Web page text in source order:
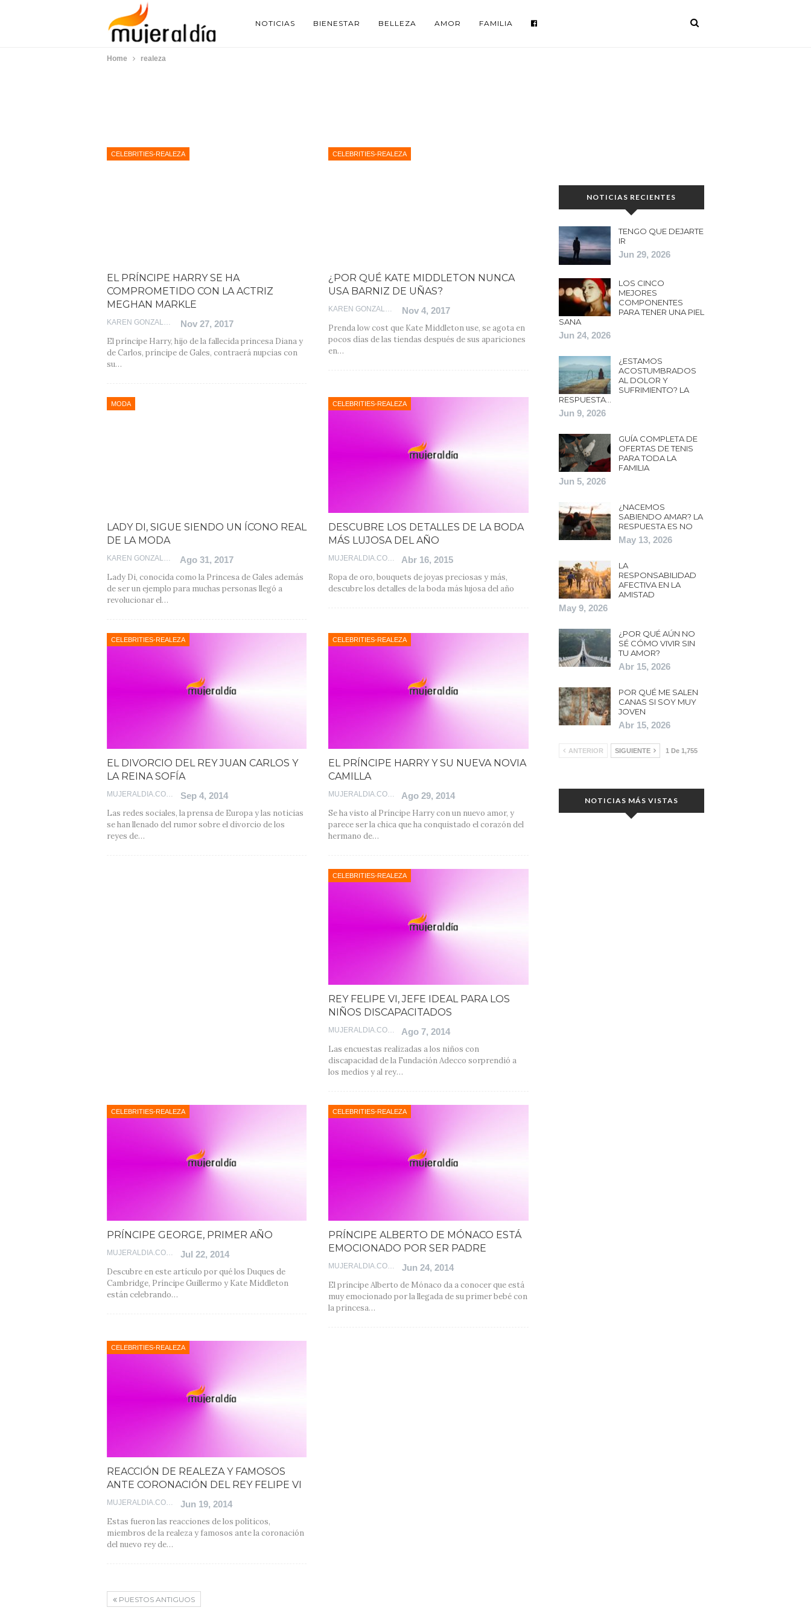
NOTICIAS BIENESTAR BELLEZA AMOR FAMILIA
Home realeza
CELEBRITIES-REALEZA
EL PRÍNCIPE HARRY SE HA
COMPROMETIDO CON LA ACTRIZ
MEGHAN MARKLE
Nov 27, 2017
El príncipe Harry, hijo de la fallecida princesa Diana y
de Carlos, príncipe de Gales, contraerá nupcias con
su…
CELEBRITIES-REALEZA
¿POR QUÉ KATE MIDDLETON NUNCA
USA BARNIZ DE UÑAS?
Nov 4, 2017
Prenda low cost que Kate Middleton use, se agota en
pocos días de las tiendas después de sus apariciones
en…
MODA
LADY DI, SIGUE SIENDO UN ÍCONO REAL
DE LA MODA
Ago 31, 2017
Lady Di, conocida como la Princesa de Gales además
de ser un ejemplo para muchas personas llegó a
revolucionar el…
CELEBRITIES-REALEZA
DESCUBRE LOS DETALLES DE LA BODA
MÁS LUJOSA DEL AÑO
Abr 16, 2015
Ropa de oro, bouquets de joyas preciosas y más,
descubre los detalles de la boda más lujosa del año
CELEBRITIES-REALEZA
EL DIVORCIO DEL REY JUAN CARLOS Y
LA REINA SOFÍA
MUJERALDIA.COM
Sep 4, 2014
Las redes sociales, la prensa de Europa y las noticias
se han llenado del rumor sobre el divorcio de los
reyes de…
CELEBRITIES-REALEZA
EL PRÍNCIPE HARRY Y SU NUEVA NOVIA
CAMILLA
MUJERALDIA.COM
Ago 29, 2014
Se ha visto al Príncipe Harry con un nuevo amor, y
parece ser la chica que ha conquistado el corazón del
hermano de…
CELEBRITIES-REALEZA
REY FELIPE VI, JEFE IDEAL PARA LOS
NIÑOS DISCAPACITADOS
MUJERALDIA.COM
Ago 7, 2014
Las encuestas realizadas a los niños con
discapacidad de la Fundación Adecco sorprendió a
los medios y al rey…
CELEBRITIES-REALEZA
PRÍNCIPE GEORGE, PRIMER AÑO
MUJERALDIA.COM
Jul 22, 2014
Descubre en este artículo por qué los Duques de
Cambridge, Príncipe Guillermo y Kate Middleton
están celebrando…
CELEBRITIES-REALEZA
PRÍNCIPE ALBERTO DE MÓNACO ESTÁ
EMOCIONADO POR SER PADRE
MUJERALDIA.COM
Jun 24, 2014
El príncipe Alberto de Mónaco da a conocer que está
muy emocionado por la llegada de su primer bebé con
la princesa…
CELEBRITIES-REALEZA
REACCIÓN DE REALEZA Y FAMOSOS
ANTE CORONACIÓN DEL REY FELIPE VI
Jun 19, 2014
Estas fueron las reacciones de los políticos,
miembros de la realeza y famosos ante la coronación
del nuevo rey de…
PUESTOS ANTIGUOS
NOTICIAS RECIENTES
TENGO QUE DEJARTE
IR
Jun 29, 2026
LOS CINCO
MEJORES
COMPONENTES
PARA TENER UNA PIEL
SANA
Jun 24, 2026
¿ESTAMOS
ACOSTUMBRADOS
AL DOLOR Y
SUFRIMIENTO? LA
RESPUESTA…
Jun 9, 2026
GUÍA COMPLETA DE
OFERTAS DE TENIS
PARA TODA LA
FAMILIA
Jun 5, 2026
¿NACEMOS
SABIENDO AMAR? LA
RESPUESTA ES NO
May 13, 2026
LA
RESPONSABILIDAD
AFECTIVA EN LA
AMISTAD
May 9, 2026
¿POR QUÉ AÚN NO
SÉ CÓMO VIVIR SIN
TU AMOR?
Abr 15, 2026
POR QUÉ ME SALEN
CANAS SI SOY MUY
JOVEN
Abr 15, 2026
ANTERIOR SIGUIENTE 1 De 1,755
NOTICIAS MÁS VISTAS